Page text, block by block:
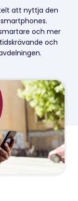
att nyttja den
och mer
och